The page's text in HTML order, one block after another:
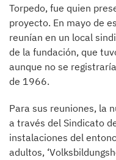
Torpedo, fue quien
proyecto. En mayo de
reunían en un local
de la fundación, que
aunque no se
de 1966.
Para sus reuniones, la
a través del Sindicato
instalaciones del
adultos,